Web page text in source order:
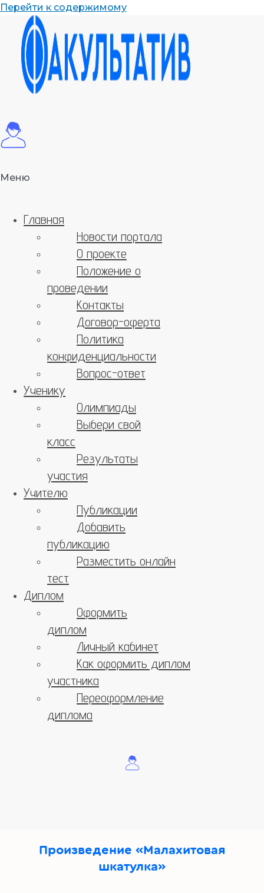
Перейти к содержимому
Меню
Главная
Новости портала
О проекте
Положение о
проведении
Контакты
Договор-оферта
Политика
конфиденциальности
Вопрос-ответ
Ученику
Олимпиады
Выбери свой
класс
Результаты
участия
Учителю
Публикации
Добавить
публикацию
Разместить онлайн
тест
Диплом
Оформить
диплом
Личный кабинет
Как оформить диплом
участника
Переоформление
диплома
Произведение «Малахитовая
шкатулка»